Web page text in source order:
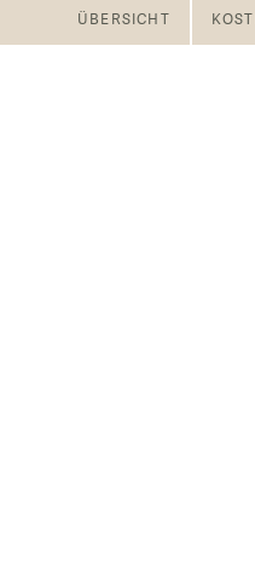
ÜBERSICHT